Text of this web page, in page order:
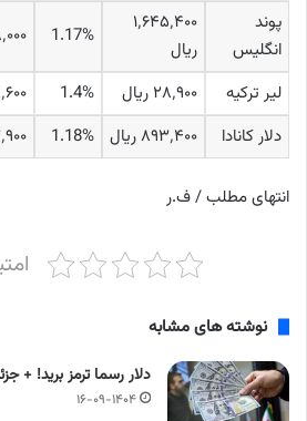
پوند
انگلیس
۱٬۶۴۵٬۴۰۰
ریال
1.17%
لیر ترکیه
۲۸٬۹۰۰ ریال 1.4%
دلار کانادا
۸۹۳٬۴۰۰ ریال 1.18%
انتهای مطلب / ف.ر
نوشته های مشابه
دلار رسما ترمز برید! +
۱۶-۰۹-۱۴۰۴